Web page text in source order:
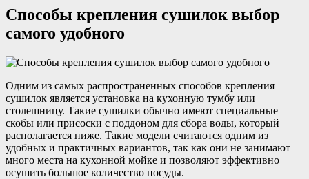
Способы крепления сушилок выбор
самого удобного
Одним из самых распространенных способов крепления
сушилок является установка на кухонную тумбу или
столешницу. Такие сушилки обычно имеют специальные
скобы или присоски с поддоном для сбора воды, который
располагается ниже. Такие модели считаются одним из
удобных и практичных вариантов, так как они не занимают
много места на кухонной мойке и позволяют эффективно
осушить большое количество посуды.